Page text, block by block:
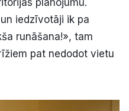
plānojumu.
iedzīvotāji ik pa
runāšana!», tam
pat nedodot vietu